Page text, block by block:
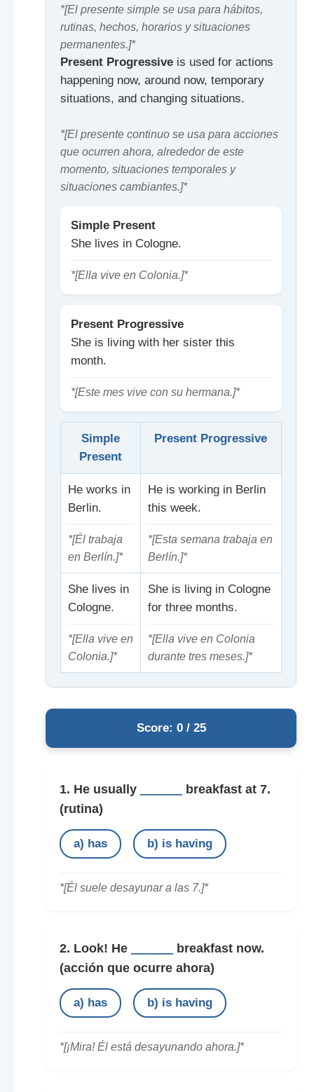
*[El presente simple se usa para hábitos,
rutinas, hechos, horarios y situaciones
permanentes.]*
Present Progressiveis used for actions
happening now, around now, temporary
situations, and changing situations.
*[El presente continuo se usa para acciones
que ocurren ahora, alrededor de este
momento, situaciones temporales y
situaciones cambiantes.]*
Simple Present
She lives in Cologne.
*[Ella vive en Colonia.]*
Present Progressive
She is living with her sister this
month.
*[Este mes vive con su hermana.]*
Simple
Present
Present Progressive
He works in
Berlin.
*[Él trabaja
en Berlín.]*
He is working in Berlin
this week.
*[Esta semana trabaja en
Berlín.]*
She lives in
Cologne.
*[Ella vive en
Colonia.]*
She is living in Cologne
for three months.
*[Ella vive en Colonia
durante tres meses.]*
Score: 0 / 25
1. He usually
breakfast at 7.
(rutina)
a) has b) is having
*[Él suele desayunar a las 7.]*
2. Look! He
breakfast now.
(acción que ocurre ahora)
a) has b) is having
*[¡Mira! Él está desayunando ahora.]*